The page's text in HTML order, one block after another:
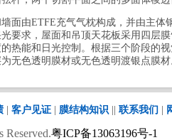
由ETFE充气气枕构成，并由主体
要求，屋面和吊顶天花板采用四层
热能和日光控制。根据三个阶段的
无色透明膜材或无色透明渡银点膜
| 客户见证| 膜结构知识|| 联系我们
粤ICP备13063196号-1